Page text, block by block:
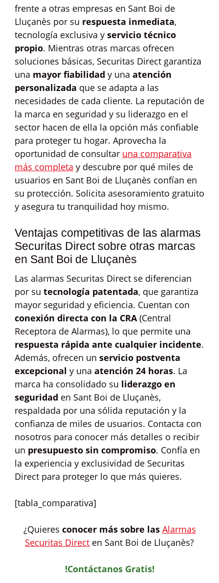
frente a otras empresas en Sant Boi de
Lluçanès por su respuesta inmediata,
tecnología exclusiva y servicio técnico
propio. Mientras otras marcas ofrecen
soluciones básicas, Securitas Direct garantiza
una mayor fiabilidad y una atención
personalizada que se adapta a las
necesidades de cada cliente. La reputación de
la marca en seguridad y su liderazgo en el
sector hacen de ella la opción más confiable
para proteger tu hogar. Aprovecha la
oportunidad de consultar una comparativa
más completa y descubre por qué miles de
usuarios en Sant Boi de Lluçanès confían en
su protección. Solicita asesoramiento gratuito
y asegura tu tranquilidad hoy mismo.
Ventajas competitivas de las alarmas
Securitas Direct sobre otras marcas
en Sant Boi de Lluçanès
Las alarmas Securitas Direct se diferencian
por su tecnología patentada, que garantiza
mayor seguridad y eficiencia. Cuentan con
conexión directa con la CRA(Central
Receptora de Alarmas), lo que permite una
respuesta rápida ante cualquier incidente.
Además, ofrecen un servicio postventa
excepcional y una atención 24 horas. La
marca ha consolidado su liderazgo en
seguridad en Sant Boi de Lluçanès,
respaldada por una sólida reputación y la
confianza de miles de usuarios. Contacta con
nosotros para conocer más detalles o recibir
un presupuesto sin compromiso. Confía en
la experiencia y exclusividad de Securitas
Direct para proteger lo que más quieres.
[tabla_comparativa]
¿Quieres conocer más sobre las Alarmas
Securitas Direct en Sant Boi de Lluçanès?
!Contáctanos Gratis!